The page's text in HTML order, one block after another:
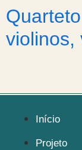
violinos,
Início
Projeto